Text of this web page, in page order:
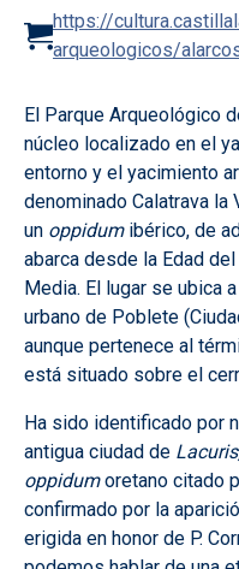
https://
arqueologicos/
El Parque Arqueológico
núcleo localizado en el
entorno y el yacimiento
denominado Calatrava la
un oppidum ibérico, de
abarca desde la Edad
Media. El lugar se ubica
urbano de Poblete
aunque pertenece al
está situado sobre el
Ha sido identificado por
antigua ciudad de
oppidumoretano citado
confirmado por la
erigida en honor de P.